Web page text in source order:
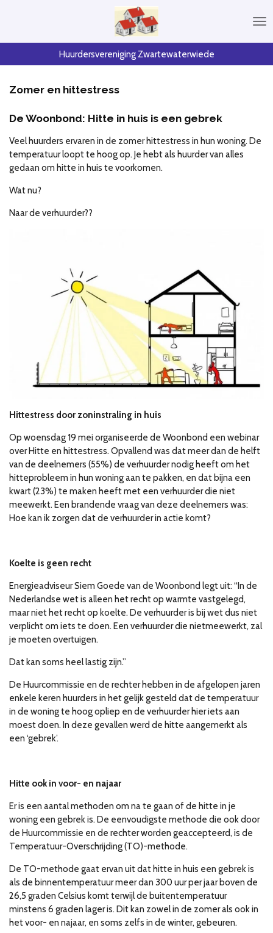
hoofdinhoud
Huurdersvereniging Zwartewaterwiede
Zomer en hittestress
De Woonbond: Hitte in huis is een gebrek
Veel huurders ervaren in de zomer hittestress in hun woning. De
temperatuur loopt te hoog op. Je hebt als huurder van alles
gedaan om hitte in huis te voorkomen.
Wat nu?
Naar de verhuurder??
Hittestress door zoninstraling in huis
Op woensdag 19 mei organiseerde de Woonbond een webinar
over Hitte en hittestress. Opvallend was dat meer dan de helft
van de deelnemers (55%) de verhuurder nodig heeft om het
hitteprobleem in hun woning aan te pakken, en dat bijna een
kwart (23%) te maken heeft met een verhuurder die niet
meewerkt. Een brandende vraag van deze deelnemers was:
Hoe kan ik zorgen dat de verhuurder in actie komt?
Koelte is geen recht
Energieadviseur Siem Goede van de Woonbond legt uit: “In de
Nederlandse wet is alleen het recht op warmte vastgelegd,
maar niet het recht op koelte. De verhuurder is bij wet dus niet
verplicht om iets te doen. Een verhuurder die nietmeewerkt, zal
je moeten overtuigen.
Dat kan soms heel lastig zijn.”
De Huurcommissie en de rechter hebben in de afgelopen jaren
enkele keren huurders in het gelijk gesteld dat de temperatuur
in de woning te hoog opliep en de verhuurder hier iets aan
moest doen. In deze gevallen werd de hitte aangemerkt als
een ‘gebrek’.
Hitte ook in voor- en najaar
Er is een aantal methoden om na te gaan of de hitte in je
woning een gebrek is. De eenvoudigste methode die ook door
de Huurcommissie en de rechter worden geaccepteerd, is de
Temperatuur-Overschrijding (TO)-methode.
De TO-methode gaat ervan uit dat hitte in huis een gebrek is
als de binnentemperatuur meer dan 300 uur per jaar boven de
26,5 graden Celsius komt terwijl de buitentemperatuur
minstens 6 graden lager is. Dit kan zowel in de zomer als ook in
het voor- en najaar, en soms zelfs in de winter, gebeuren.